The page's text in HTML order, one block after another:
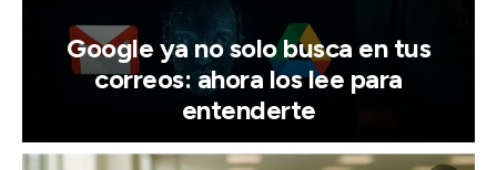
Google ya no solo busca en tus
correos: ahora los lee para
entenderte